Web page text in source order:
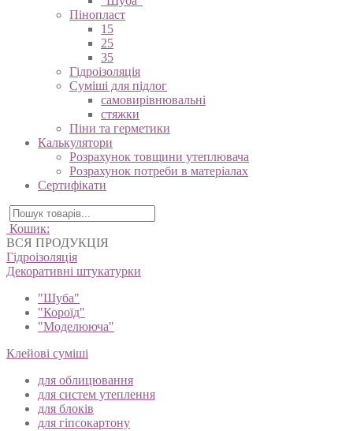
Пінопласт
15
25
35
Гідроізоляція
Суміші для підлог
самовирівнювальні
стяжки
Піни та герметики
Калькулятори
Розрахунок товщини утеплювача
Розрахунок потреби в матеріалах
Сертифікати
Кошик:
ВСЯ ПРОДУКЦІЯ
Гідроізоляція
Декоративні штукатурки
"Шуба"
"Короїд"
"Моделююча"
Клейові суміші
для облицювання
для систем утеплення
для блоків
для гіпсокартону